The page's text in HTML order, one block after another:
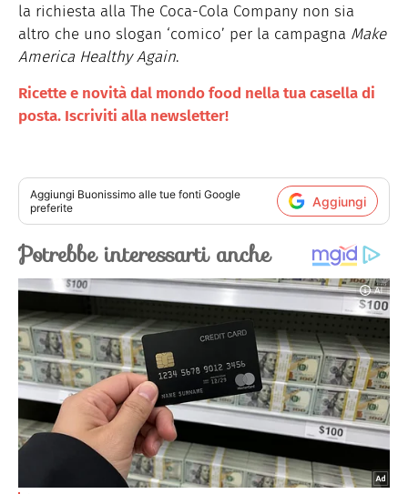
la richiesta alla The Coca-Cola Company non sia
altro che uno slogan ‘comico’ per la campagna Make
America Healthy Again.
Ricette e novità dal mondo food nella tua casella di
posta. Iscriviti alla newsletter!
Aggiungi Buonissimo alle tue fonti Google
preferite
Aggiungi